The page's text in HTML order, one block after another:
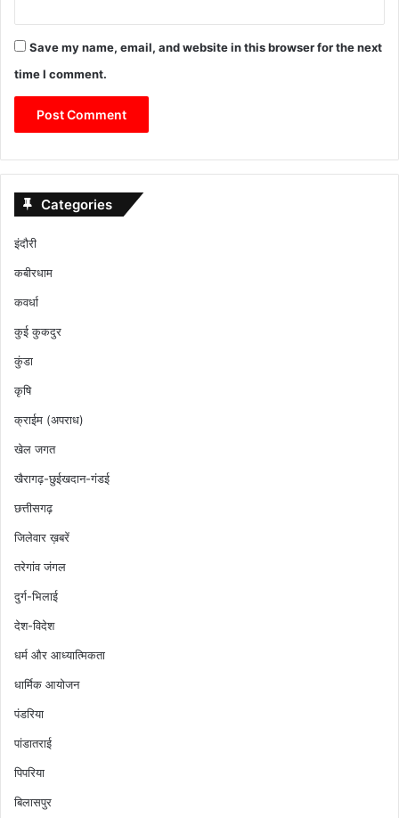
Save my name, email, and website in this browser for the next
time I comment.
Categories
इंदौरी
कबीरधाम
कवर्धा
कुई कुकदुर
कुंडा
कृषि
क्राईम (अपराध)
खेल जगत
खैरागढ़-छुईखदान-गंडई
छत्तीसगढ़
जिलेवार ख़बरें
तरेगांव जंगल
दुर्ग-भिलाई
देश-विदेश
धर्म और आध्यात्मिकता
धार्मिक आयोजन
पंडरिया
पांडातराई
पिपरिया
बिलासपुर